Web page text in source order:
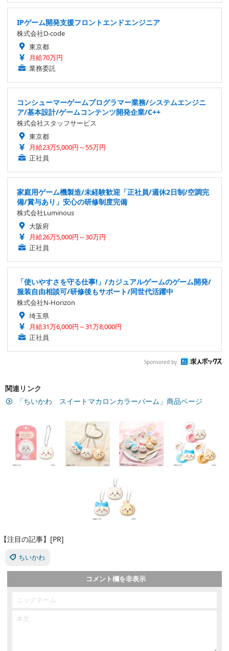
IPゲーム開発支援フロントエンドエンジニア
株式会社D-code
東京都
月給70万円
業務委託
コンシューマーゲームプログラマー業務/システムエンジニ
ア/基本設計/ゲームコンテンツ開発企業/C++
株式会社スタッフサービス
東京都
月給23万5,000円～55万円
正社員
家庭用ゲーム機製造/未経験歓迎「正社員/週休2日制/空調完
備/賞与あり」安心の研修制度完備
株式会社Luminous
大阪府
月給26万5,000円～30万円
正社員
「使いやすさを守る仕事!」/カジュアルゲームのゲーム開発/
服装自由相談可/研修後もサポート/同世代活躍中
株式会社N-Horizon
埼玉県
月給31万6,000円～31万8,000円
正社員
Sponsored by
関連リンク
「ちいかわ スイートマカロンカラーバーム」商品ページ
【注目の記事】[PR]
ちいかわ
コメント欄を非表示